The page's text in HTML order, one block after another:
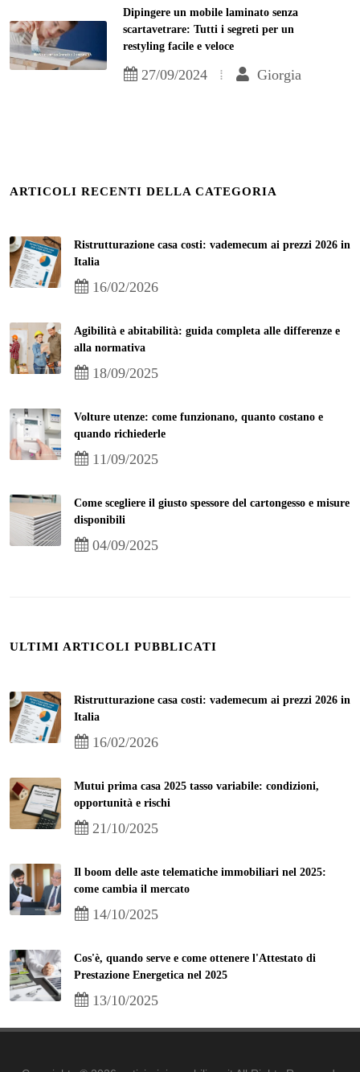
Dipingere un mobile laminato senza
scartavetrare: Tutti i segreti per un
restyling facile e veloce
27/09/2024 Giorgia
ARTICOLI RECENTI DELLA CATEGORIA
Ristrutturazione casa costi: vademecum ai prezzi 2026 in
Italia
16/02/2026
Agibilità e abitabilità: guida completa alle differenze e
alla normativa
18/09/2025
Volture utenze: come funzionano, quanto costano e
quando richiederle
11/09/2025
Come scegliere il giusto spessore del cartongesso e misure
disponibili
04/09/2025
ULTIMI ARTICOLI PUBBLICATI
Ristrutturazione casa costi: vademecum ai prezzi 2026 in
Italia
16/02/2026
Mutui prima casa 2025 tasso variabile: condizioni,
opportunità e rischi
21/10/2025
Il boom delle aste telematiche immobiliari nel 2025:
come cambia il mercato
14/10/2025
Cos'è, quando serve e come ottenere l'Attestato di
Prestazione Energetica nel 2025
13/10/2025